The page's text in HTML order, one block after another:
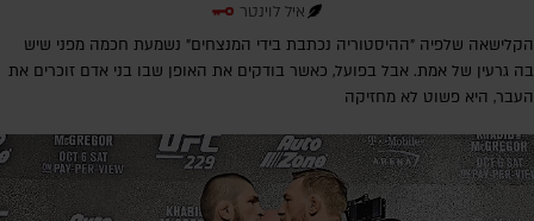
איל לוינטר
הקלישאה שלפיה "ההיסטוריה נכתבת בידי המנצחים" נשמעת חכמה מפני שיש
בה גרעין של אמת. אבל בפועל, כאשר בודקים את האופן שבו בני אדם זוכרים את
העבר, היא פשוט לא מחזיקה